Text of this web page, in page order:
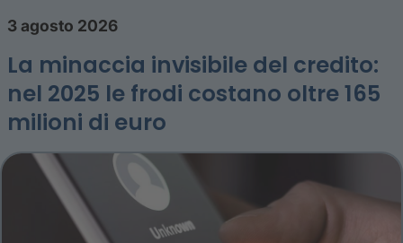
3 agosto 2026
La minaccia invisibile del credito:
nel 2025 le frodi costano oltre 165
milioni di euro